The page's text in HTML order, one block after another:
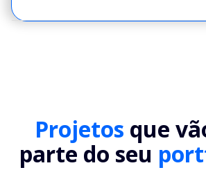
Projetos que
parte do seu